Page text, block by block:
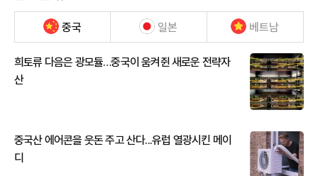
중국 일본 베트남
희토류 다음은 광모듈…중국이 움켜쥔 새로운 전략자
산
중국산 에어콘을 웃돈 주고 산다...유럽 열광시킨 메이
디